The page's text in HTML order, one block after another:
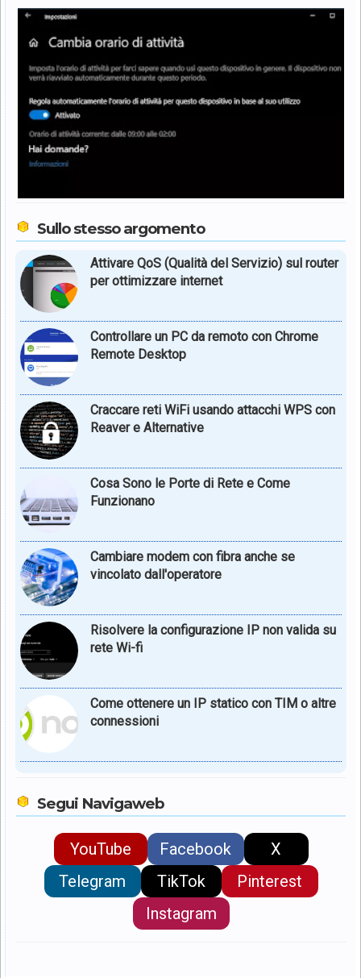
Sullo stesso argomento
Attivare QoS (Qualità del Servizio) sul router
per ottimizzare internet
Controllare un PC da remoto con Chrome
Remote Desktop
Craccare reti WiFi usando attacchi WPS con
Reaver e Alternative
Cosa Sono le Porte di Rete e Come
Funzionano
Cambiare modem con fibra anche se
vincolato dall'operatore
Risolvere la configurazione IP non valida su
rete Wi-fi
Come ottenere un IP statico con TIM o altre
connessioni
Segui Navigaweb
YouTube Facebook
X
Telegram
TikTok
Pinterest
Instagram